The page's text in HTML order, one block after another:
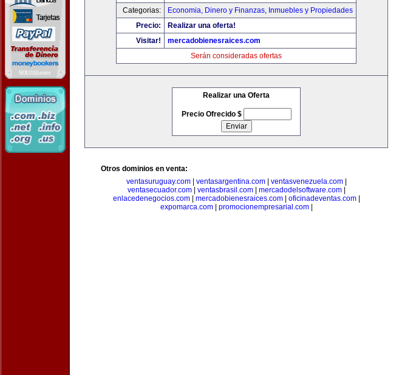
Categorias:
Economia, Dinero y Finanzas, Inmuebles y Propiedades
Precio:
Realizar una oferta!
Visitar!
mercadobienesraices.com
Serán consideradas ofertas
Realizar una Oferta
Precio Ofrecido $
Otros dominios en venta:
ventasuruguay.com| ventasargentina.com| ventasvenezuela.com|
ventasecuador.com| ventasbrasil.com| mercadodelsoftware.com|
enlacedenegocios.com| mercadobienesraices.com| oficinadeventas.com|
expomarca.com| promocionempresarial.com|